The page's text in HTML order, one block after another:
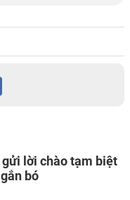
gửi lời chào tạm biệt
bó